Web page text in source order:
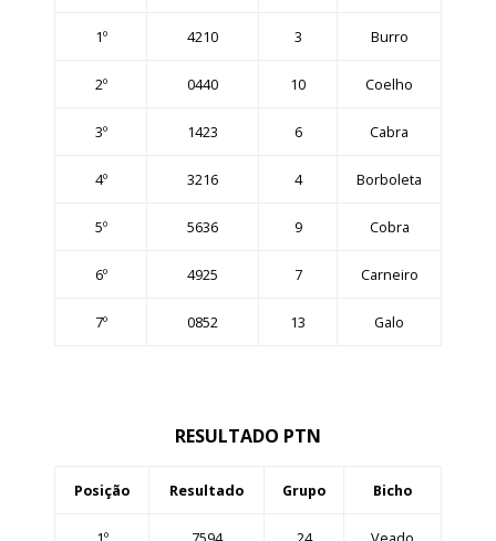
1º 4210 3 Burro
2º 0440 10 Coelho
3º 1423 6 Cabra
4º 3216 4 Borboleta
5º 5636 9 Cobra
6º 4925 7 Carneiro
7º 0852 13 Galo
RESULTADO PTN
Posição Resultado Grupo Bicho